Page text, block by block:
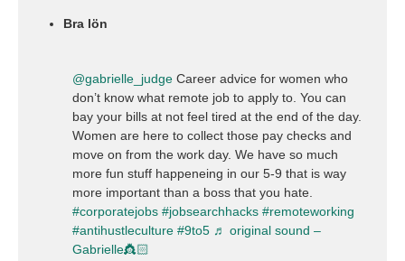
Bra lön
@gabrielle_judge Career advice for women who
don’t know what remote job to apply to. You can
bay your bills at not feel tired at the end of the day.
Women are here to collect those pay checks and
move on from the work day. We have so much
more fun stuff happeneing in our 5-9 that is way
more important than a boss that you hate.
#corporatejobs #jobsearchhacks #remoteworking
#antihustleculture #9to5 ♬ original sound –
Gabrielle👸🏻